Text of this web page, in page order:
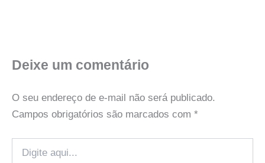
Deixe um comentário
O seu endereço de e-mail não será publicado.
Campos obrigatórios são marcados com *
aqui...